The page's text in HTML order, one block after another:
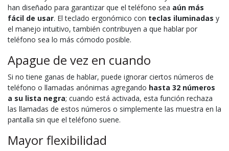
han diseñado para garantizar que el teléfono sea aún más
fácil de usar. El teclado ergonómico con teclas iluminadas y
el manejo intuitivo, también contribuyen a que hablar por
teléfono sea lo más cómodo posible.
Apague de vez en cuando
Si no tiene ganas de hablar, puede ignorar ciertos números de
teléfono o llamadas anónimas agregando hasta 32 números
a su lista negra; cuando está activada, esta función rechaza
las llamadas de estos números o simplemente las muestra en la
pantalla sin que el teléfono suene.
Mayor flexibilidad